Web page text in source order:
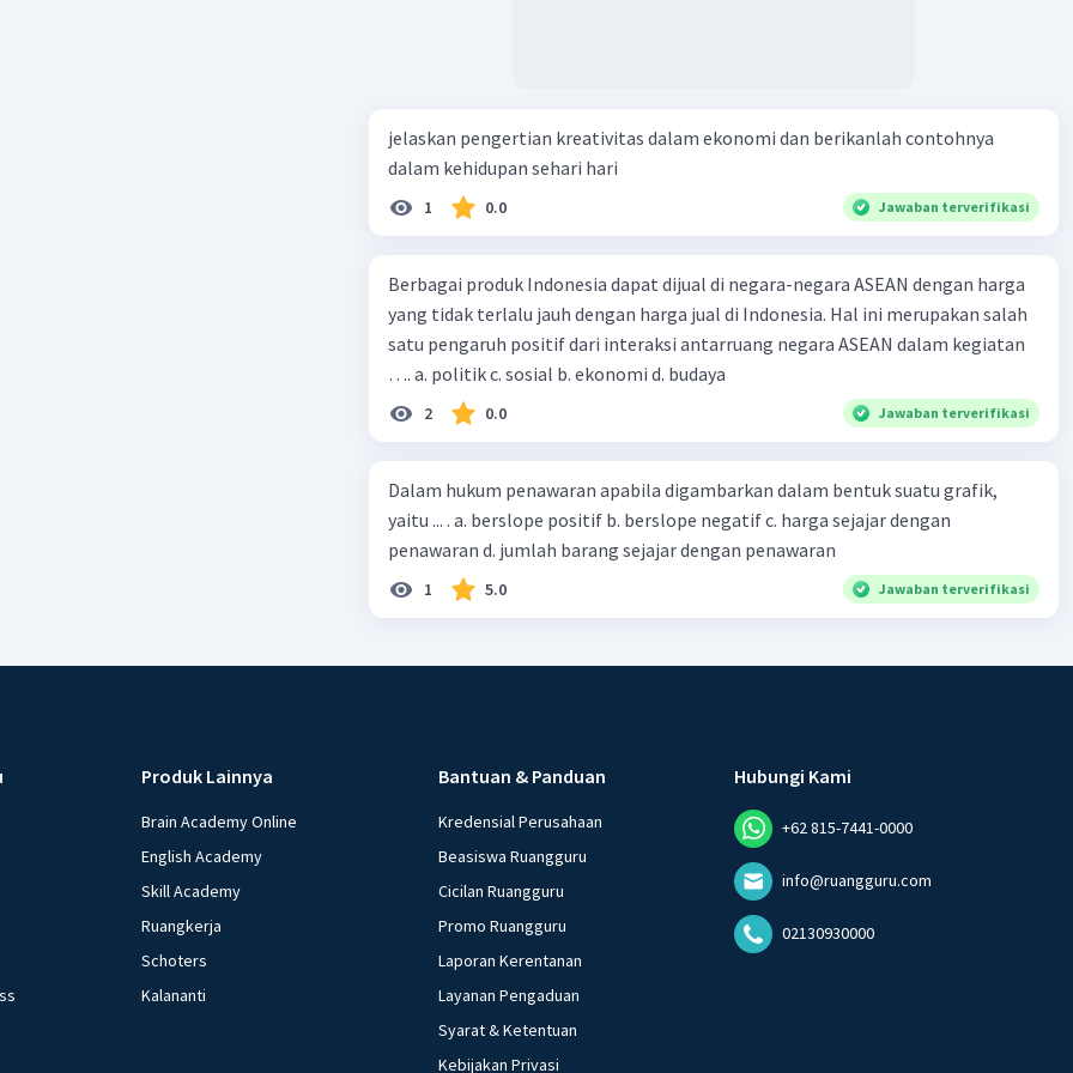
jelaskan pengertian kreativitas dalam ekonomi dan berikanlah contohnya
dalam kehidupan sehari hari
1 0.0 Jawaban terverifikasi
Berbagai produk Indonesia dapat dijual di negara-negara ASEAN dengan harga
yang tidak terlalu jauh dengan harga jual di Indonesia. Hal ini merupakan salah
satu pengaruh positif dari interaksi antarruang negara ASEAN dalam kegiatan
…. a. politik c. sosial b. ekonomi d. budaya
2 0.0 Jawaban terverifikasi
Dalam hukum penawaran apabila digambarkan dalam bentuk suatu grafik,
yaitu ... . a. berslope positif b. berslope negatif c. harga sejajar dengan
penawaran d. jumlah barang sejajar dengan penawaran
1 5.0 Jawaban terverifikasi
Produk Lainnya
Brain Academy Online
English Academy
Skill Academy
Ruangkerja
Schoters
Kalananti
Bantuan & Panduan
Kredensial Perusahaan
Beasiswa Ruangguru
Cicilan Ruangguru
Promo Ruangguru
Laporan Kerentanan
Layanan Pengaduan
Syarat & Ketentuan
Kebijakan Privasi
Hubungi Kami
+62 815-7441-0000
info@ruangguru.com
02130930000